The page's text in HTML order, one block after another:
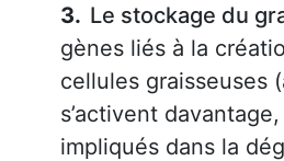
Le stockage du
gènes liés à la
cellules graisseuses
s’activent
impliqués dans la